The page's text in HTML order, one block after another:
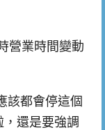
營業時間變動
該都會停這個
，還是要強調